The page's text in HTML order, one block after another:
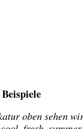
oben sehen